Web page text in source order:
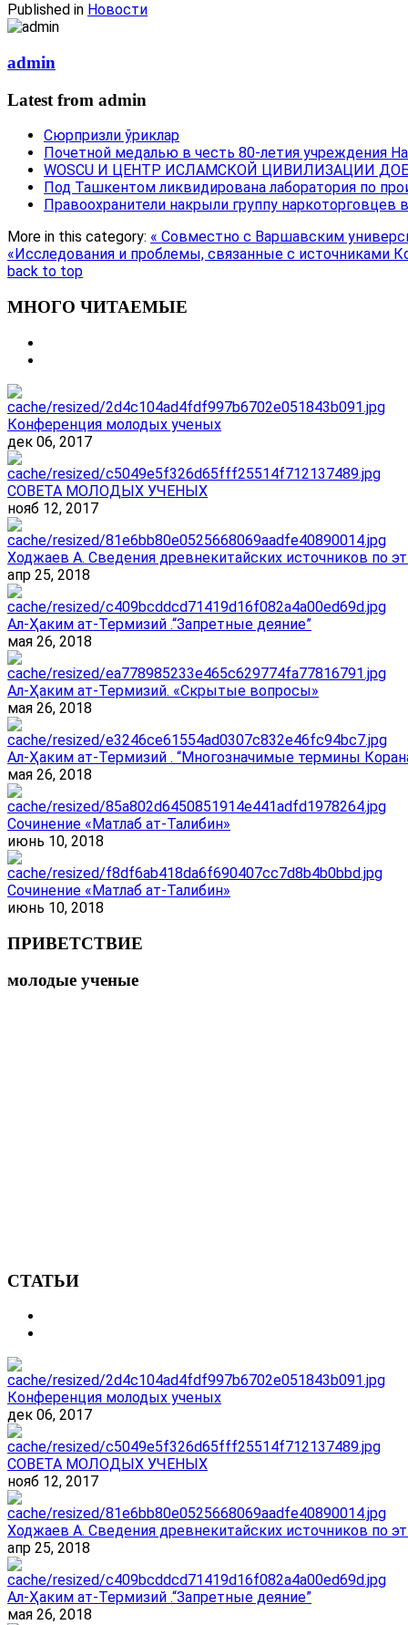
Published in Новости
admin
Latest from admin
Сюрпризли ўриклар
Почетной медалью в честь 80-летия учреждения
WOSCU И ЦЕНТР ИСЛАМСКОЙ ЦИВИЛИЗАЦИИ
Под Ташкентом ликвидирована лаборатория по
Правоохранители накрыли группу
More in this category: « Совместно с Варшавским
«Исследования и проблемы, связанные с источниками
back to top
МНОГО ЧИТАЕМЫЕ
Конференция молодых ученых
дек 06, 2017
СОВЕТА МОЛОДЫХ УЧЕНЫХ
нояб 12, 2017
Ходжаев А. Сведения древнекитайских источников по
апр 25, 2018
Ал-Ҳаким ат-Термизий .“Запретные деяние”
мая 26, 2018
Ал-Ҳаким ат-Термизий. «Скрытые вопросы»
мая 26, 2018
Ал-Ҳаким ат-Термизий . “Многозначимые термины
мая 26, 2018
Сочинение «Матлаб ат-Талибин»
июнь 10, 2018
Сочинение «Матлаб ат-Талибин»
июнь 10, 2018
ПРИВЕТСТВИЕ
молодые ученые
СТАТЬИ
Конференция молодых ученых
дек 06, 2017
СОВЕТА МОЛОДЫХ УЧЕНЫХ
нояб 12, 2017
Ходжаев А. Сведения древнекитайских источников по
апр 25, 2018
Ал-Ҳаким ат-Термизий .“Запретные деяние”
мая 26, 2018